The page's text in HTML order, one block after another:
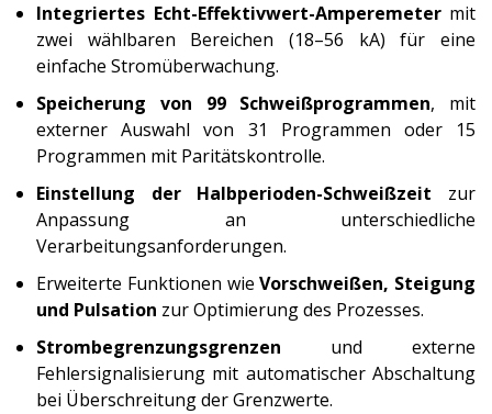
Integriertes Echt-Effektivwert-Amperemetermit
zwei wählbaren Bereichen (18–56 kA) für eine
einfache Stromüberwachung.
Speicherung von 99 Schweißprogrammen, mit
externer Auswahl von 31 Programmen oder 15
Programmen mit Paritätskontrolle.
Einstellung der Halbperioden-Schweißzeit zur
Anpassung an unterschiedliche
Verarbeitungsanforderungen.
Erweiterte Funktionen wieVorschweißen, Steigung
und Pulsation zur Optimierung des Prozesses.
Strombegrenzungsgrenzen und externe
Fehlersignalisierung mit automatischer Abschaltung
bei Überschreitung der Grenzwerte.